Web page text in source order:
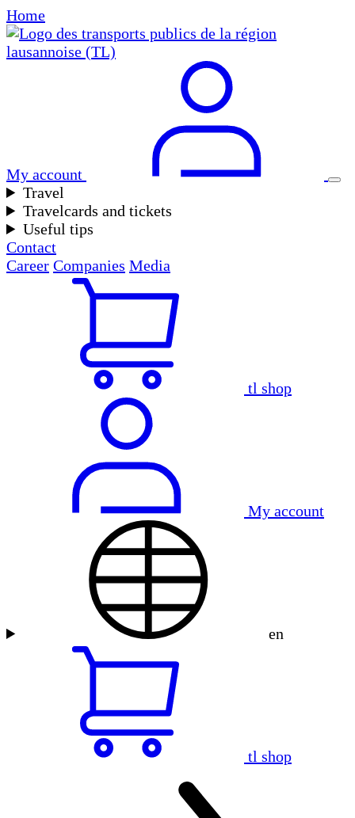
Home
My account
Travel
Travelcards and tickets
Useful tips
Contact
Career Companies Media
tl shop
My account
en
tl shop